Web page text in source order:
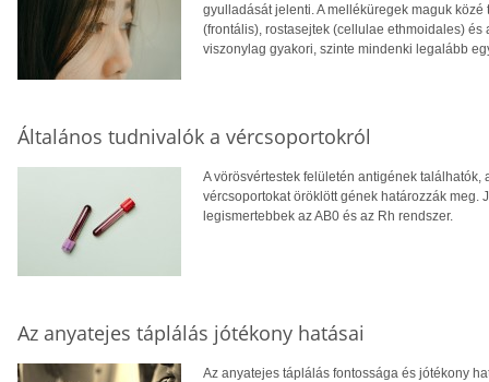
gyulladását jelenti. A melléküregek maguk
(frontális), rostasejtek (cellulae ethmoidales)
viszonylag gyakori, szinte mindenki legalább
Általános tudnivalók a vércsoportokról
A vörösvértestek felületén antigének találhatók,
vércsoportokat öröklött gének határozzák
legismertebbek az AB0 és az Rh rendszer.
Az anyatejes táplálás jótékony hatásai
Az anyatejes táplálás fontossága és jótékony